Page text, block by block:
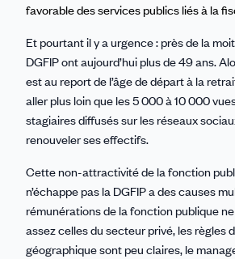
favorable des services publics liés à la
Et pourtant il y a urgence : près de la
DGFIP ont aujourd’hui plus de 49 ans.
est au report de l’âge de départ à la
aller plus loin que les 5 000 à 10 000
stagiaires diffusés sur les réseaux
renouveler ses effectifs.
Cette non-attractivité de la fonction
n’échappe pas la DGFIP a des causes
rémunérations de la fonction publique
assez celles du secteur privé, les règles
géographique sont peu claires, le